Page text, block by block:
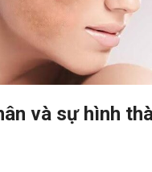
và sự hình